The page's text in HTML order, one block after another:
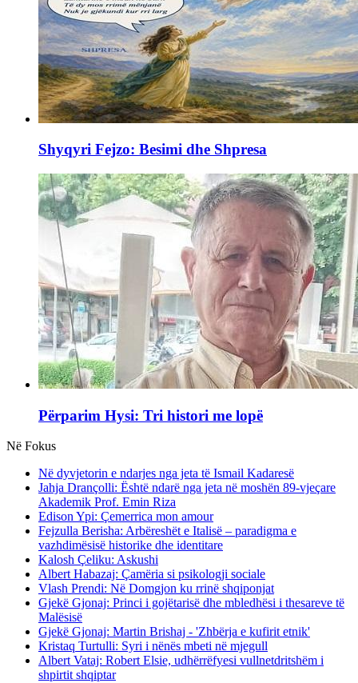
Shyqyri Fejzo: Besimi dhe Shpresa
Përparim Hysi: Tri histori me lopë
Në Fokus
Në dyvjetorin e ndarjes nga jeta të Ismail Kadaresë
Jahja Drançolli: Është ndarë nga jeta në moshën 89-vjeçare
Akademik Prof. Emin Riza
Edison Ypi: Çemerrica mon amour
Fejzulla Berisha: Arbëreshët e Italisë – paradigma e
vazhdimësisë historike dhe identitare
Kalosh Çeliku: Askushi
Albert Habazaj: Çamëria si psikologji sociale
Vlash Prendi: Në Domgjon ku rrinë shqiponjat
Gjekë Gjonaj: Princi i gojëtarisë dhe mbledhësi i thesareve të
Malësisë
Gjekë Gjonaj: Martin Brishaj - 'Zhbërja e kufirit etnik'
Kristaq Turtulli: Syri i nënës mbeti në mjegull
Albert Vataj: Robert Elsie, udhërrëfyesi vullnetdritshëm i
shpirtit shqiptar